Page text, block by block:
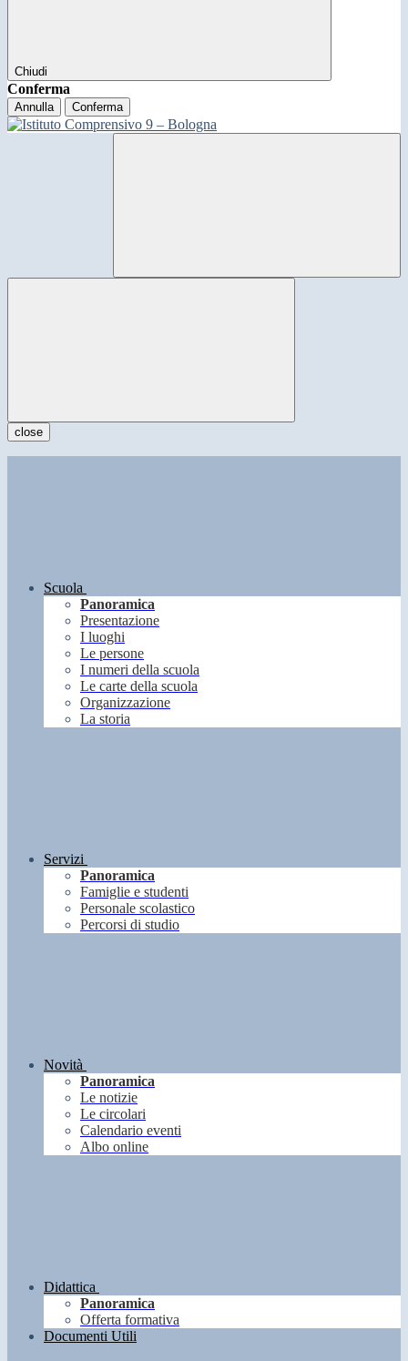
Chiudi
Conferma
Annulla Conferma
close
Scuola
Panoramica
Presentazione
I luoghi
Le persone
I numeri della scuola
Le carte della scuola
Organizzazione
La storia
Servizi
Panoramica
Famiglie e studenti
Personale scolastico
Percorsi di studio
Novità
Panoramica
Le notizie
Le circolari
Calendario eventi
Albo online
Didattica
Panoramica
Offerta formativa
Documenti Utili